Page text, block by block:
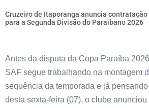
Cruzeiro de Itaporanga anuncia
para a Segunda Divisão do Paraibano 2026
Antes da disputa da Copa Paraíba
SAF segue trabalhando na montagem
sequência da temporada e já
desta sexta-feira (07), o clube